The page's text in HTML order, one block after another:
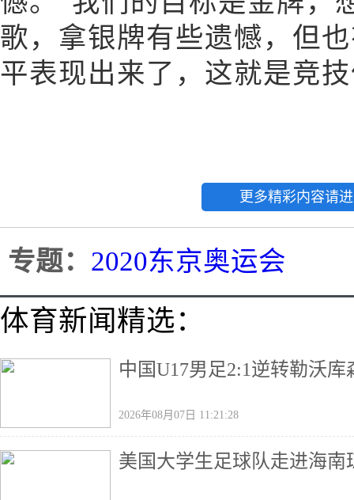
歌，拿银牌有些遗憾，但
平表现出来了，这就是竞
更多精彩内容请
专题： 2020东京奥运会
体育新闻精选：
中国U17男足2:1逆转勒沃
2026年08月07日 11:21:28
美国大学生足球队走进海